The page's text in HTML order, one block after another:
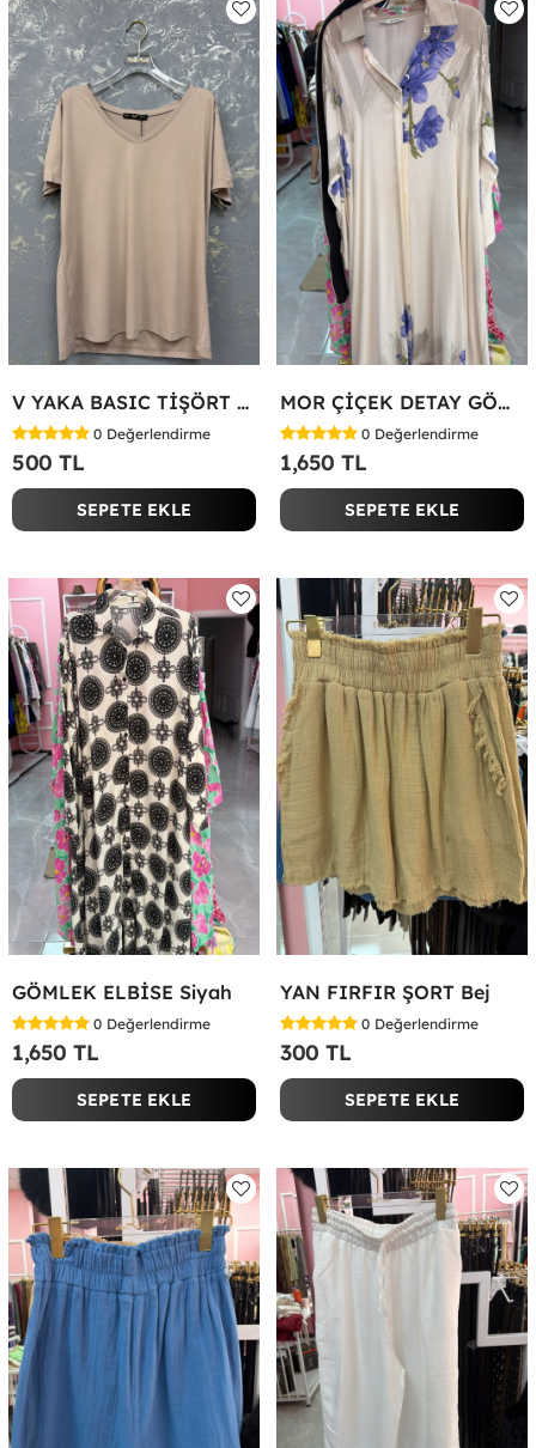
V YAKA BASIC TİŞÖRT Bej
0 Değerlendirme
500 TL
SEPETE EKLE
MOR ÇİÇEK DETAY GÖMLEK ELBİSE Beyaz
0 Değerlendirme
1,650 TL
SEPETE EKLE
GÖMLEK ELBİSE Siyah
0 Değerlendirme
1,650 TL
SEPETE EKLE
YAN FIRFIR ŞORT Bej
0 Değerlendirme
300 TL
SEPETE EKLE